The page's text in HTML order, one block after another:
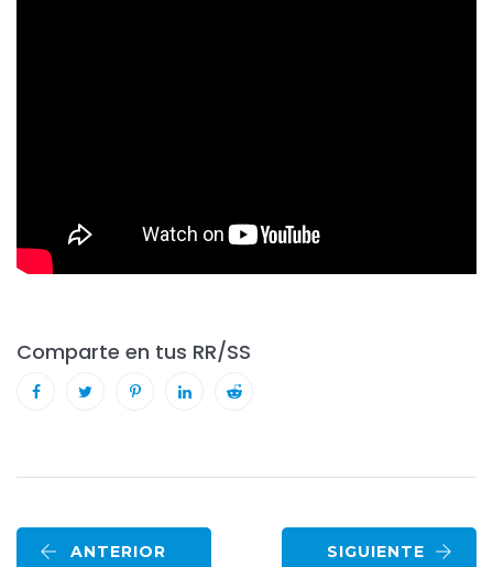
Comparte en tus RR/SS
ANTERIOR SIGUIENTE